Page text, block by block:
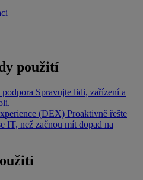
použití
Spravujte lidi, zařízení a
(DEX) Proaktivně řešte
IT, než začnou mít dopad na